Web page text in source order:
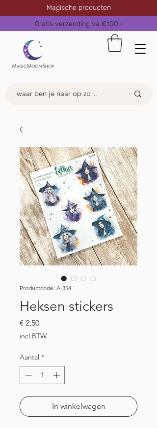
Magische producten
Gratis verzending va €100,-
Productcode: A-354
Heksen stickers
€ 2,50Prijs
incl.BTW
Aantal *
In winkelwagen